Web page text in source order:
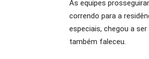
As equipes
correndo para a
especiais, chegou a
também faleceu.